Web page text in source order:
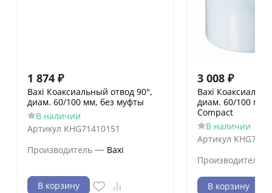
1 874 ₽
Baxi Коаксиальный отвод 90°,
диам. 60/100 мм, без муфты
В наличии
Артикул KHG71410151
Производитель — Baxi
В корзину
3 008 ₽
Baxi
диам. 60/100 мм,
Compact
В наличии
Артикул
Производитель
В корзину